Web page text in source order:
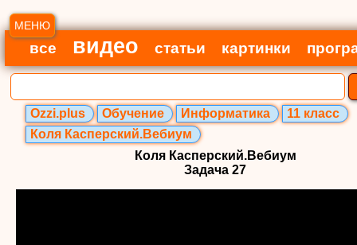
МЕНЮ
все видео статьи картинки
Ozzi.plus Обучение Информатика
11 класс
Коля Касперский.Вебиум
Коля Касперский.Вебиум
Задача 27